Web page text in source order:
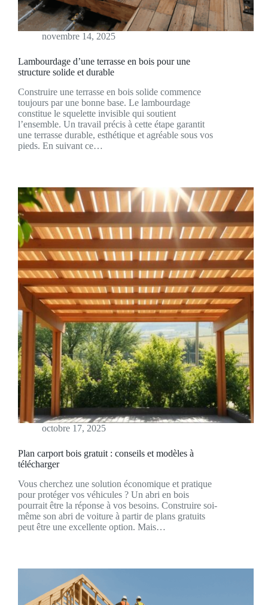
novembre 14, 2025
Lambourdage d’une terrasse en bois pour une
structure solide et durable
Construire une terrasse en bois solide commence
toujours par une bonne base. Le lambourdage
constitue le squelette invisible qui soutient
l’ensemble. Un travail précis à cette étape garantit
une terrasse durable, esthétique et agréable sous vos
pieds. En suivant ce…
octobre 17, 2025
Plan carport bois gratuit : conseils et modèles à
télécharger
Vous cherchez une solution économique et pratique
pour protéger vos véhicules ? Un abri en bois
pourrait être la réponse à vos besoins. Construire soi-
même son abri de voiture à partir de plans gratuits
peut être une excellente option. Mais…